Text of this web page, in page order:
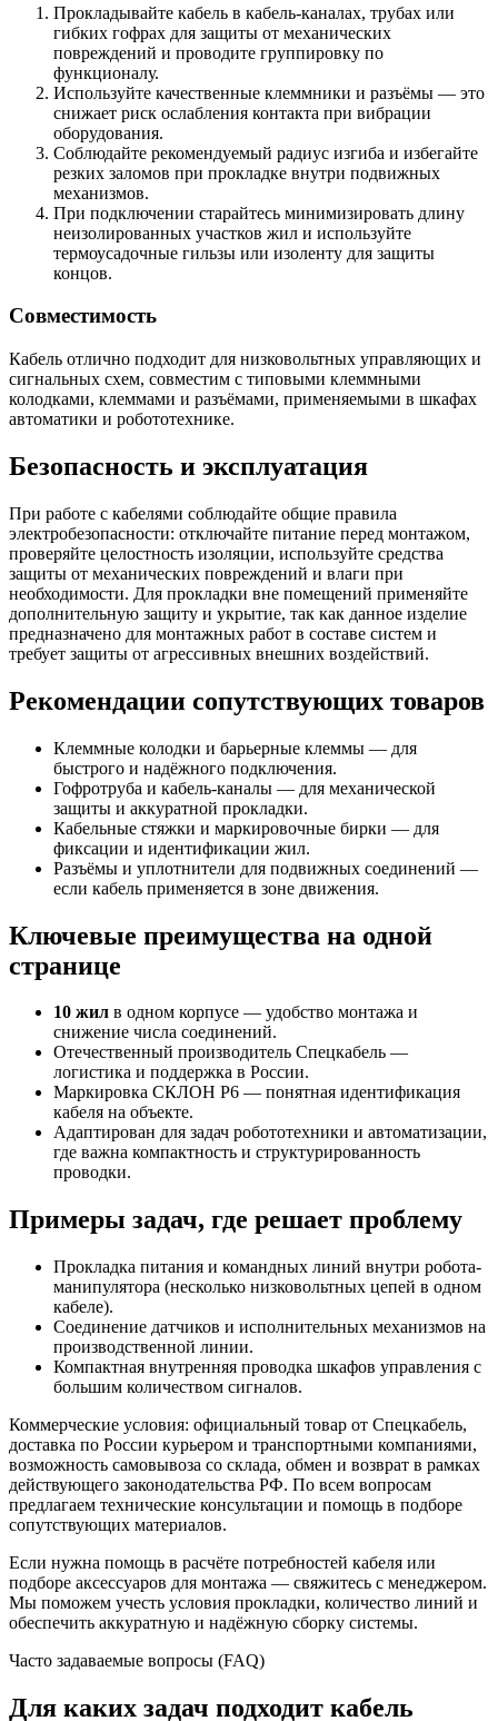
Прокладывайте кабель в кабель-каналах, трубах или
гибких гофрах для защиты от механических
повреждений и проводите группировку по
функционалу.
Используйте качественные клеммники и разъёмы — это
снижает риск ослабления контакта при вибрации
оборудования.
Соблюдайте рекомендуемый радиус изгиба и избегайте
резких заломов при прокладке внутри подвижных
механизмов.
При подключении старайтесь минимизировать длину
неизолированных участков жил и используйте
термоусадочные гильзы или изоленту для защиты
концов.
Совместимость
Кабель отлично подходит для низковольтных управляющих и
сигнальных схем, совместим с типовыми клеммными
колодками, клеммами и разъёмами, применяемыми в шкафах
автоматики и робототехнике.
Безопасность и эксплуатация
При работе с кабелями соблюдайте общие правила
электробезопасности: отключайте питание перед монтажом,
проверяйте целостность изоляции, используйте средства
защиты от механических повреждений и влаги при
необходимости. Для прокладки вне помещений применяйте
дополнительную защиту и укрытие, так как данное изделие
предназначено для монтажных работ в составе систем и
требует защиты от агрессивных внешних воздействий.
Рекомендации сопутствующих товаров
Клеммные колодки и барьерные клеммы — для
быстрого и надёжного подключения.
Гофротруба и кабель-каналы — для механической
защиты и аккуратной прокладки.
Кабельные стяжки и маркировочные бирки — для
фиксации и идентификации жил.
Разъёмы и уплотнители для подвижных соединений —
если кабель применяется в зоне движения.
Ключевые преимущества на одной
странице
10 жил в одном корпусе — удобство монтажа и
снижение числа соединений.
Отечественный производитель Спецкабель —
логистика и поддержка в России.
Маркировка СКЛОН Р6 — понятная идентификация
кабеля на объекте.
Адаптирован для задач робототехники и автоматизации,
где важна компактность и структурированность
проводки.
Примеры задач, где решает проблему
Прокладка питания и командных линий внутри робота-
манипулятора (несколько низковольтных цепей в одном
кабеле).
Соединение датчиков и исполнительных механизмов на
производственной линии.
Компактная внутренняя проводка шкафов управления с
большим количеством сигналов.
Коммерческие условия: официальный товар от Спецкабель,
доставка по России курьером и транспортными компаниями,
возможность самовывоза со склада, обмен и возврат в рамках
действующего законодательства РФ. По всем вопросам
предлагаем технические консультации и помощь в подборе
сопутствующих материалов.
Если нужна помощь в расчёте потребностей кабеля или
подборе аксессуаров для монтажа — свяжитесь с менеджером.
Мы поможем учесть условия прокладки, количество линий и
обеспечить аккуратную и надёжную сборку системы.
Часто задаваемые вопросы (FAQ)
Для каких задач подходит кабель